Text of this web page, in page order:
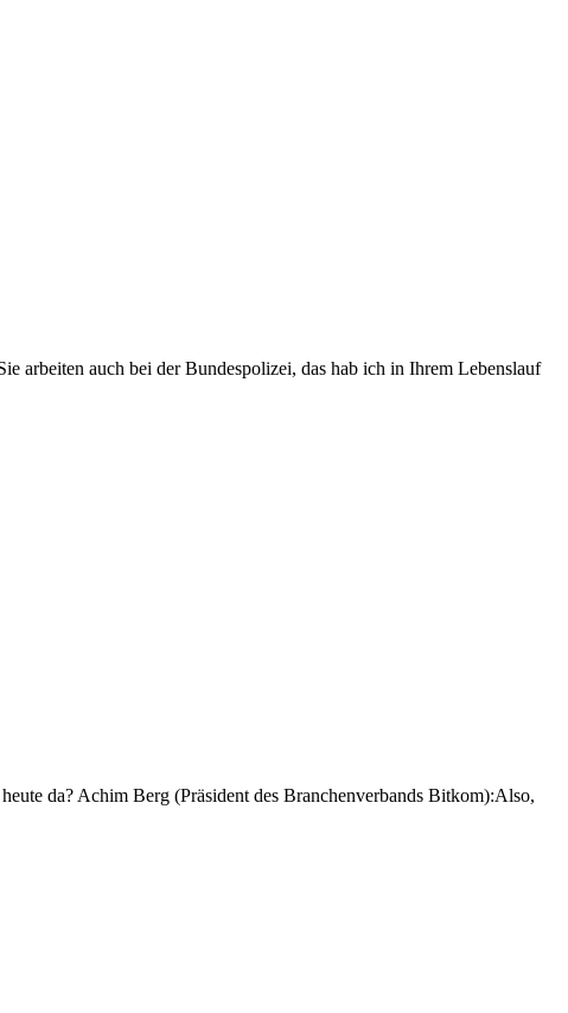
arbeiten auch bei der Bundespolizei, das hab ich in Ihrem Lebenslauf
da? Achim Berg (Präsident des Branchenverbands Bitkom):Also,